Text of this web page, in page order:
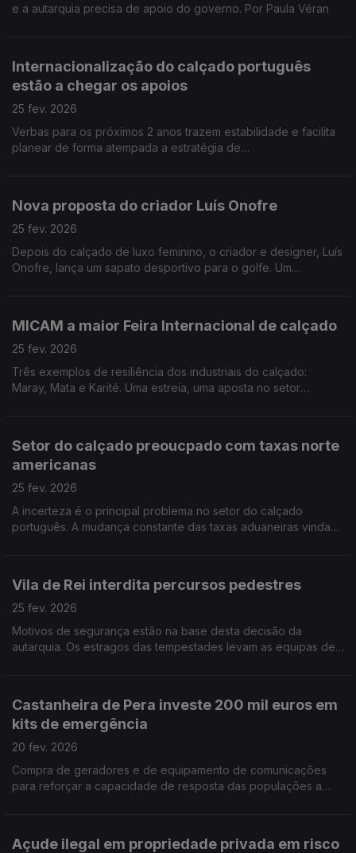
e a autarquia precisa de apoio do governo. Por Paula Véran
Internacionalização do calçado português
estão a chegar os apoios
25 fev. 2026
Verbas para os próximos 2 anos trazem estabilidade e facilita
planear de forma atempada a estratégia de
Nova proposta do criador Luís Onofre
25 fev. 2026
Depois do calçado de luxo feminino, o criador e designer, Luís
Onofre, lança um sapato desportivo para o golfe. Um
MICAM a maior Feira Internacional de calçado
25 fev. 2026
Três exemplos de resiliência dos industriais do calçado:
Maray, Mata e Karité. Uma estreia, uma aposta no setor
Setor do calçado preoucpado com taxas norte
americanas
25 fev. 2026
A incerteza é o principal problema no setor do calçado
português. A mudança constante das taxas aduaneiras vindas
Vila de Rei interdita percursos pedestres
25 fev. 2026
Motivos de segurança estão na base desta decisão da
autarquia. Os estragos das tempestades levam as equipas de
Castanheira de Pera investe 200 mil euros em
kits de emergência
20 fev. 2026
Compra de geradores e de equipamento de comunicações
para reforçar a capacidade de resposta das populações a
Açude ilegal em propriedade privada em risco